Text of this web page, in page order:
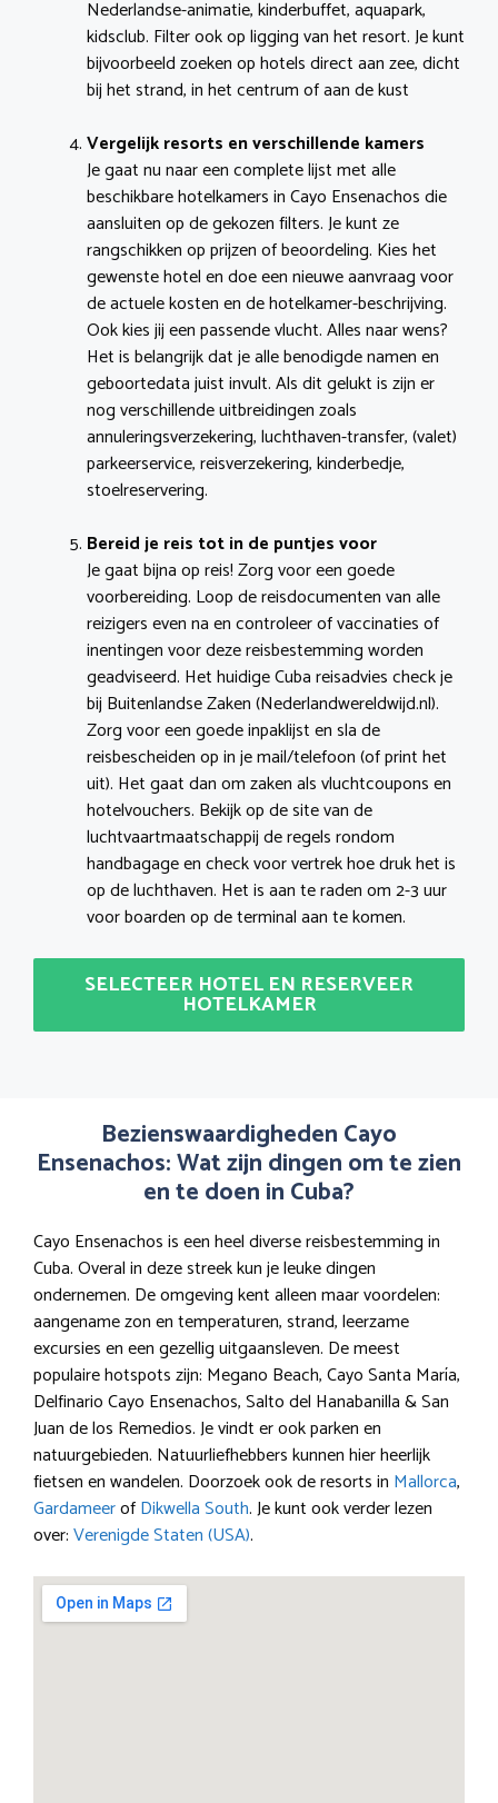
Nederlandse-animatie, kinderbuffet, aquapark,
kidsclub. Filter ook op ligging van het resort. Je kunt
bijvoorbeeld zoeken op hotels direct aan zee, dicht
bij het strand, in het centrum of aan de kust
Vergelijk resorts en verschillende kamers
Je gaat nu naar een complete lijst met alle
beschikbare hotelkamers in Cayo Ensenachos die
aansluiten op de gekozen filters. Je kunt ze
rangschikken op prijzen of beoordeling. Kies het
gewenste hotel en doe een nieuwe aanvraag voor
de actuele kosten en de hotelkamer-beschrijving.
Ook kies jij een passende vlucht. Alles naar wens?
Het is belangrijk dat je alle benodigde namen en
geboortedata juist invult. Als dit gelukt is zijn er
nog verschillende uitbreidingen zoals
annuleringsverzekering, luchthaven-transfer, (valet)
parkeerservice, reisverzekering, kinderbedje,
stoelreservering.
Bereid je reis tot in de puntjes voor
Je gaat bijna op reis! Zorg voor een goede
voorbereiding. Loop de reisdocumenten van alle
reizigers even na en controleer of vaccinaties of
inentingen voor deze reisbestemming worden
geadviseerd. Het huidige Cuba reisadvies check je
bij Buitenlandse Zaken (Nederlandwereldwijd.nl).
Zorg voor een goede inpaklijst en sla de
reisbescheiden op in je mail/telefoon (of print het
uit). Het gaat dan om zaken als vluchtcoupons en
hotelvouchers. Bekijk op de site van de
luchtvaartmaatschappij de regels rondom
handbagage en check voor vertrek hoe druk het is
op de luchthaven. Het is aan te raden om 2-3 uur
voor boarden op de terminal aan te komen.
SELECTEER HOTEL EN RESERVEER
HOTELKAMER
Bezienswaardigheden Cayo
Ensenachos: Wat zijn dingen om te zien
en te doen in Cuba?
Cayo Ensenachos is een heel diverse reisbestemming in
Cuba. Overal in deze streek kun je leuke dingen
ondernemen. De omgeving kent alleen maar voordelen:
aangename zon en temperaturen, strand, leerzame
excursies en een gezellig uitgaansleven. De meest
populaire hotspots zijn: Megano Beach, Cayo Santa María,
Delfinario Cayo Ensenachos, Salto del Hanabanilla & San
Juan de los Remedios. Je vindt er ook parken en
natuurgebieden. Natuurliefhebbers kunnen hier heerlijk
fietsen en wandelen. Doorzoek ook de resorts in Mallorca,
GardameerofDikwella South. Je kunt ook verder lezen
over:Verenigde Staten (USA).